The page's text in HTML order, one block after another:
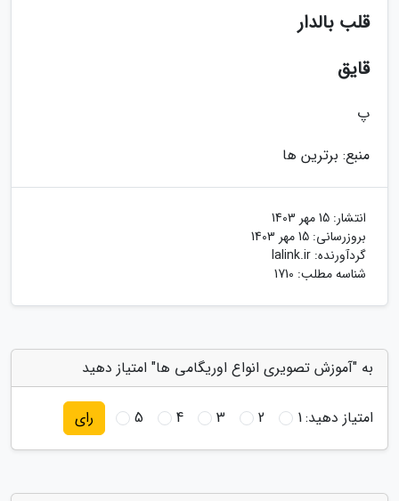
قلب بالدار
قایق
پ
منبع: برترین ها
انتشار: 15 مهر 1403
بروزرسانی: 15 مهر 1403
گردآورنده: lalink.ir
شناسه مطلب: 1710
به "آموزش تصویری انواع اوریگامی ها" امتیاز دهید
امتیاز دهید:1
2
3
4
5 رای